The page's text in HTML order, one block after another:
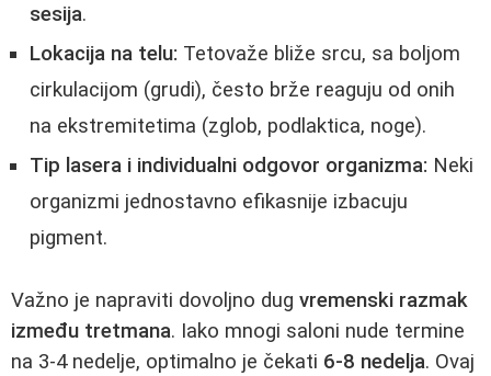
sesija.
Lokacija na telu: Tetovaže bliže srcu, sa boljom
cirkulacijom (grudi), često brže reaguju od onih
na ekstremitetima (zglob, podlaktica, noge).
Tip lasera i individualni odgovor organizma: Neki
organizmi jednostavno efikasnije izbacuju
pigment.
Važno je napraviti dovoljno dug vremenski razmak
između tretmana. Iako mnogi saloni nude termine
na 3-4 nedelje, optimalno je čekati 6-8 nedelja. Ovaj